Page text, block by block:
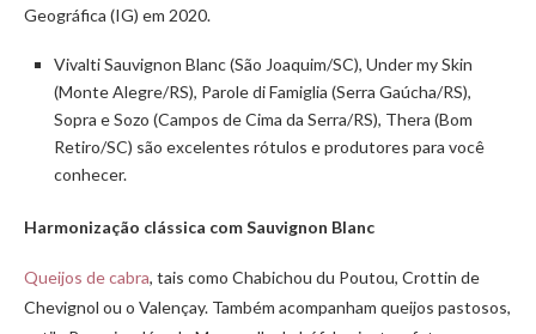
Geográfica (IG) em 2020.
Vivalti Sauvignon Blanc (São Joaquim/SC), Under my Skin
(Monte Alegre/RS), Parole di Famiglia (Serra Gaúcha/RS),
Sopra e Sozo (Campos de Cima da Serra/RS), Thera (Bom
Retiro/SC) são excelentes rótulos e produtores para você
conhecer.
Harmonização clássica com Sauvignon Blanc
Queijos de cabra, tais como Chabichou du Poutou, Crottin de
Chevignol ou o Valençay. Também acompanham queijos pastosos,